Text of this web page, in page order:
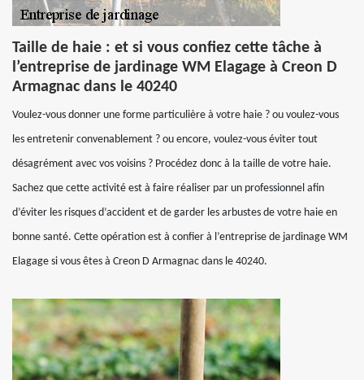
Taille de haie : et si vous confiez cette tâche à
l’entreprise de jardinage WM Elagage à Creon D
Armagnac dans le 40240
Voulez-vous donner une forme particulière à votre haie ? ou voulez-vous
les entretenir convenablement ? ou encore, voulez-vous éviter tout
désagrément avec vos voisins ? Procédez donc à la taille de votre haie.
Sachez que cette activité est à faire réaliser par un professionnel afin
d’éviter les risques d’accident et de garder les arbustes de votre haie en
bonne santé. Cette opération est à confier à l’entreprise de jardinage WM
Elagage si vous êtes à Creon D Armagnac dans le 40240.